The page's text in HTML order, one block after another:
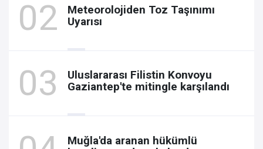
Meteorolojiden Toz Taşınımı
Uyarısı
Uluslararası Filistin Konvoyu
Gaziantep'te mitingle karşılandı
Muğla'da aranan hükümlü